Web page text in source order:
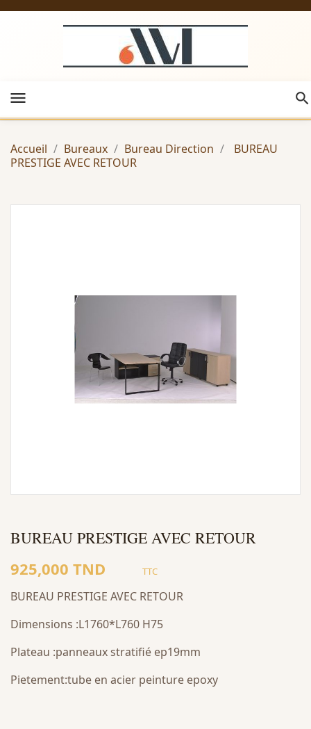
menu
Accueil Bureaux Bureau Direction
BUREAU
PRESTIGE AVEC RETOUR
BUREAU PRESTIGE AVEC RETOUR
925,000 TND TTC
BUREAU PRESTIGE AVEC RETOUR
Dimensions :L1760*L760 H75
Plateau :panneaux stratifié ep19mm
Pietement:tube en acier peinture epoxy